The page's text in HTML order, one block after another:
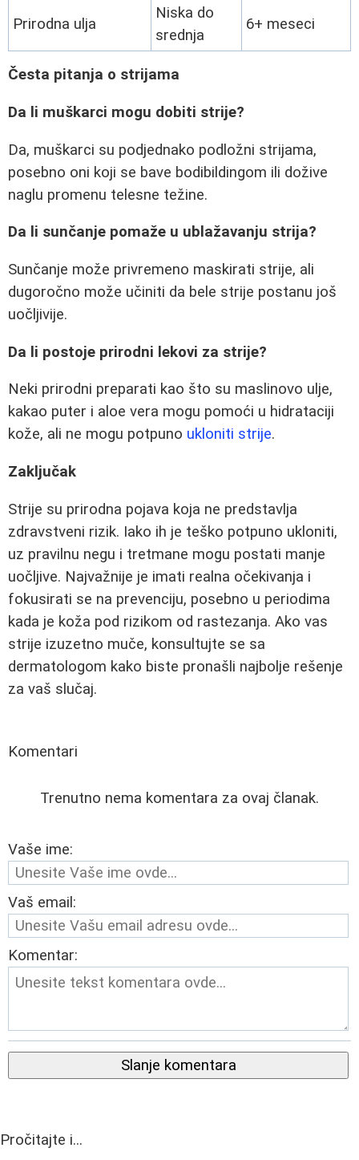
Prirodna ulja
Niska do
srednja
6+ meseci
Česta pitanja o strijama
Da li muškarci mogu dobiti strije?
Da, muškarci su podjednako podložni strijama,
posebno oni koji se bave bodibildingom ili dožive
naglu promenu telesne težine.
Da li sunčanje pomaže u ublažavanju strija?
Sunčanje može privremeno maskirati strije, ali
dugoročno može učiniti da bele strije postanu još
uočljivije.
Da li postoje prirodni lekovi za strije?
Neki prirodni preparati kao što su maslinovo ulje,
kakao puter i aloe vera mogu pomoći u hidrataciji
kože, ali ne mogu potpuno ukloniti strije.
Zaključak
Strije su prirodna pojava koja ne predstavlja
zdravstveni rizik. Iako ih je teško potpuno ukloniti,
uz pravilnu negu i tretmane mogu postati manje
uočljive. Najvažnije je imati realna očekivanja i
fokusirati se na prevenciju, posebno u periodima
kada je koža pod rizikom od rastezanja. Ako vas
strije izuzetno muče, konsultujte se sa
dermatologom kako biste pronašli najbolje rešenje
za vaš slučaj.
Komentari
Trenutno nema komentara za ovaj članak.
Vaše ime:
Vaš email:
Komentar:
Slanje komentara
Pročitajte i...